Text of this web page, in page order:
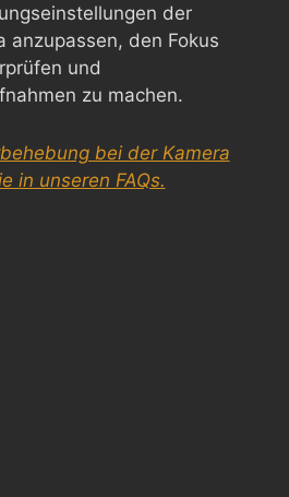
der
anzupassen, den Fokus
und
zu machen.
bei der Kamera
in unseren FAQs.